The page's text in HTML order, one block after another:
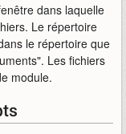
dans laquelle
Le répertoire
le répertoire que
Les fichiers
module.